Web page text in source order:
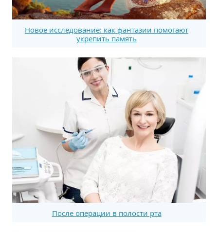
Новое исследование: как фантазии помогают
укрепить память
После операции в полости рта